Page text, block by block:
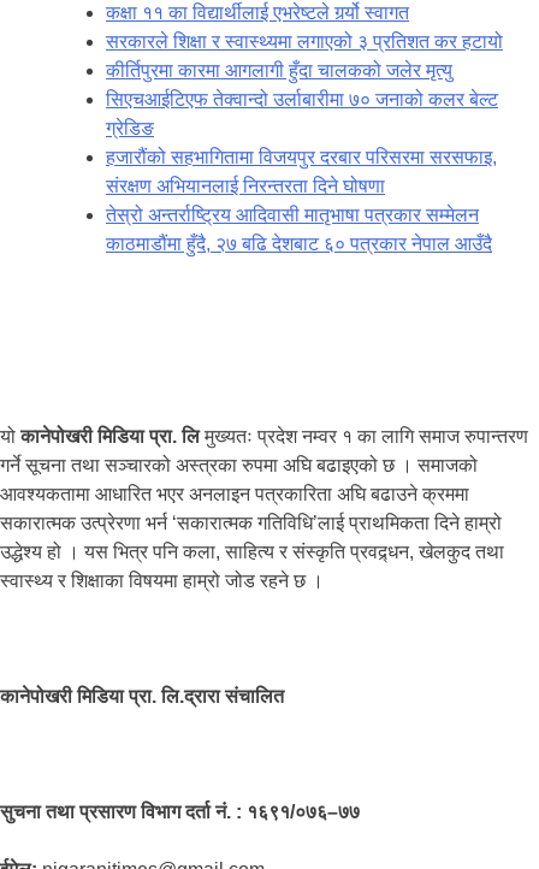
कक्षा ११ का विद्यार्थीलाई एभरेष्टले गर्र्यो स्वागत
सरकारले शिक्षा र स्वास्थ्यमा लगाएको ३ प्रतिशत कर हटायो
कीर्तिपुरमा कारमा आगलागी हुँदा चालकको जलेर मृत्यु
सिएचआईटिएफ तेक्वान्दो उर्लाबारीमा ७० जनाको कलर बेल्ट
ग्रेडिङ
हजारौंको सहभागितामा विजयपुर दरबार परिसरमा सरसफाइ,
संरक्षण अभियानलाई निरन्तरता दिने घोषणा
तेस्रो अन्तर्राष्ट्रिय आदिवासी मातृभाषा पत्रकार सम्मेलन
काठमाडौंमा हुँदै, २७ बढि देशबाट ६० पत्रकार नेपाल आउँदै
योकानेपोखरी मिडिया प्रा. लिमुख्यतः प्रदेश नम्वर १ का लागि समाज रुपान्तरण
गर्ने सूचना तथा सञ्चारको अस्त्रका रुपमा अघि बढाइएको छ । समाजको
आवश्यकतामा आधारित भएर अनलाइन पत्रकारिता अघि बढाउने क्रममा
सकारात्मक उत्प्रेरणा भर्न ‘सकारात्मक गतिविधि’लाई प्राथमिकता दिने हाम्रो
उद्धेश्य हो । यस भित्र पनि कला, साहित्य र संस्कृति प्रवद्र्धन, खेलकुद तथा
स्वास्थ्य र शिक्षाका विषयमा हाम्रो जोड रहने छ ।
कानेपोखरी मिडिया प्रा. लि.द्रारा संचालित
सुचना तथा प्रसारण विभाग दर्ता नं. : १६९१/०७६–७७